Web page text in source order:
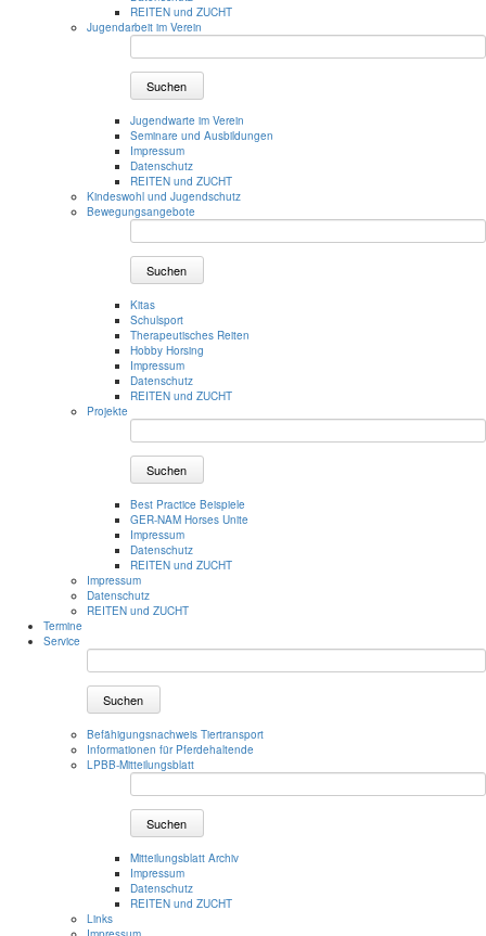
REITEN und ZUCHT
Jugendarbeit im Verein
Suchen
Jugendwarte im Verein
Seminare und Ausbildungen
Impressum
Datenschutz
REITEN und ZUCHT
Kindeswohl und Jugendschutz
Bewegungsangebote
Suchen
Kitas
Schulsport
Therapeutisches Reiten
Hobby Horsing
Impressum
Datenschutz
REITEN und ZUCHT
Projekte
Suchen
Best Practice Beispiele
GER-NAM Horses Unite
Impressum
Datenschutz
REITEN und ZUCHT
Impressum
Datenschutz
REITEN und ZUCHT
Termine
Service
Suchen
Befähigungsnachweis Tiertransport
Informationen für Pferdehaltende
LPBB-Mitteilungsblatt
Suchen
Mitteilungsblatt Archiv
Impressum
Datenschutz
REITEN und ZUCHT
Links